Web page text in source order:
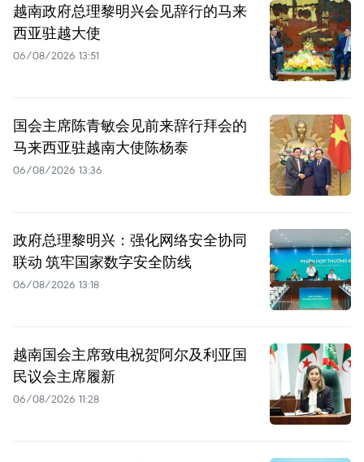
越南政府总理黎明兴会见辞行的马来
西亚驻越大使
06/08/2026 13:51
国会主席陈青敏会见前来辞行拜会的
马来西亚驻越南大使陈杨泰
06/08/2026 13:36
政府总理黎明兴：强化网络安全协同
联动 筑牢国家数字安全防线
06/08/2026 13:18
越南国会主席致电祝贺阿尔及利亚国
民议会主席履新
06/08/2026 11:28